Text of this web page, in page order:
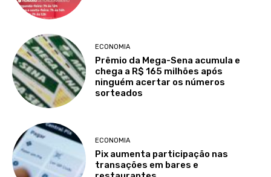
ECONOMIA
Prêmio da Mega-Sena acumula e
chega a R$ 165 milhões após
ninguém acertar os números
sorteados
ECONOMIA
Pix aumenta participação nas
transações em bares e